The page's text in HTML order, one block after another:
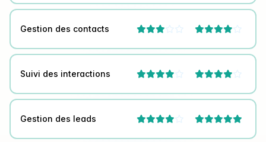
Gestion des contacts  
Suivi des interactions  
Gestion des leads  